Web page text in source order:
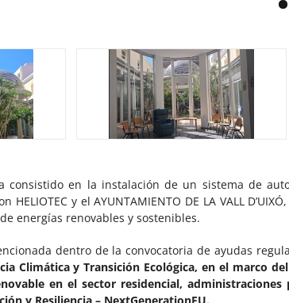
consistido en la instalación de un sistema de
HELIOTEC y el AYUNTAMIENTO DE LA VALL
energías renovables y sostenibles.
dentro de la convocatoria de ayudas
Climática y Transición Ecológica, en el marco
en el sector residencial,